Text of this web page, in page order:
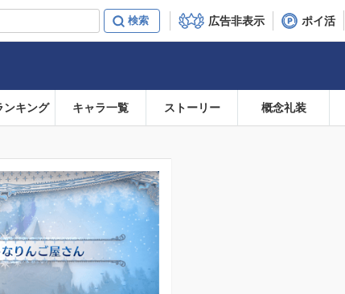
広告非表示 ポイ活
ンキング キャラ一覧 ストーリー 概念礼装